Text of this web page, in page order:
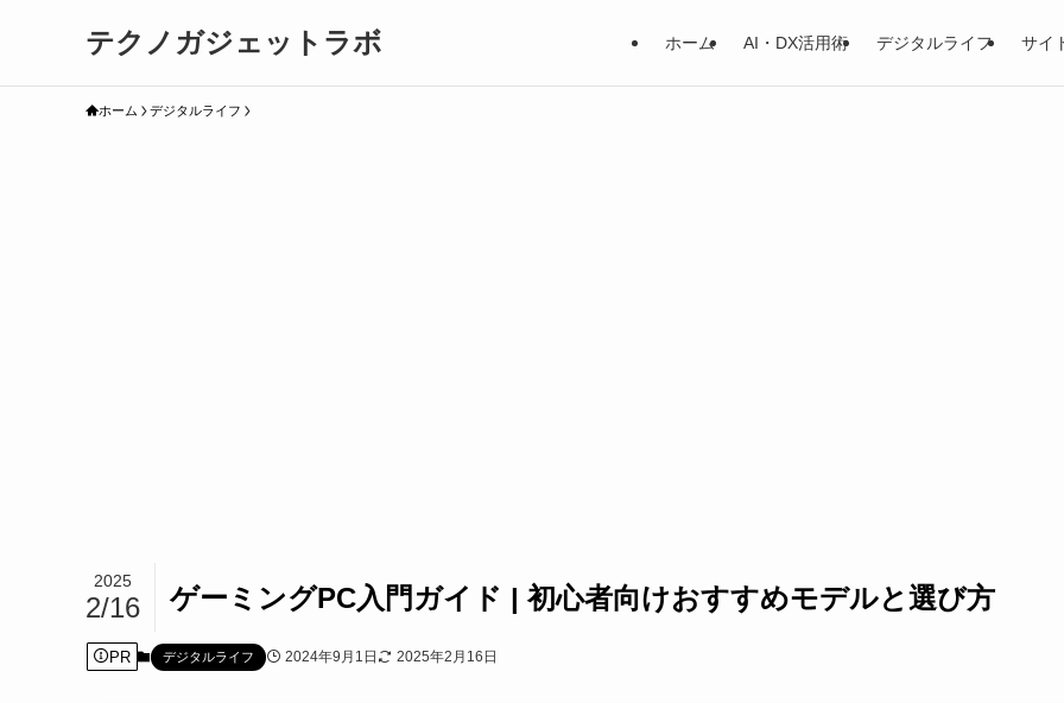
テクノガジェットラボ ホーム AI・DX活用術 デジタルライフ サイ
ホーム デジタルライフ
ゲーミングPC入門ガイド | 初心者向けおすすめモデルと選び方
2025
2/16
PR デジタルライフ 2024年9月1日 2025年2月16日